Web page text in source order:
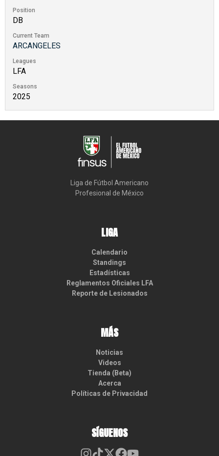
Position
DB
Current Team
ARCANGELES
Leagues
LFA
Seasons
2025
Liga de Fútbol Americano
Profesional de México
LIGA
Calendario
Standings
Estadísticas
Reglamentos Oficiales LFA
Reporte de Lesionados
MÁS
Noticias
Videos
Tienda (Beta)
Acerca
Políticas de Privacidad
SÍGUENOS